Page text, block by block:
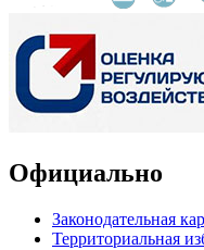
Официально
Законодательная
Территориальная